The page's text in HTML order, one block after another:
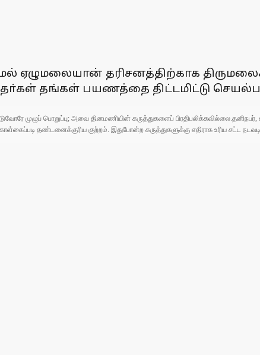
ஏழுமலையான் தரிசனத்திற்காக
தங்கள் பயணத்தை திட்டமிட்டு
முழுப் பொறுப்பு; அவை தினமணியின் கருத்துகளைப்
தண்டனைக்குரிய குற்றம். இதுபோன்ற கருத்துகளுக்கு எதிராக உரிய சட்ட